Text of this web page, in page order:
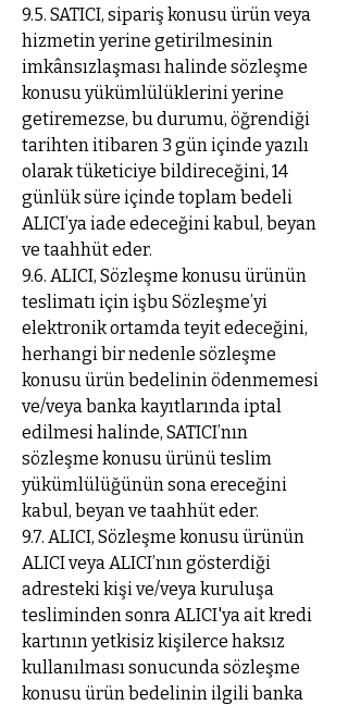
9.5. SATICI, sipariş konusu ürün veya
hizmetin yerine getirilmesinin
imkânsızlaşması halinde sözleşme
konusu yükümlülüklerini yerine
getiremezse, bu durumu, öğrendiği
tarihten itibaren 3 gün içinde yazılı
olarak tüketiciye bildireceğini, 14
günlük süre içinde toplam bedeli
ALICI’ya iade edeceğini kabul, beyan
ve taahhüt eder.
9.6. ALICI, Sözleşme konusu ürünün
teslimatı için işbu Sözleşme’yi
elektronik ortamda teyit edeceğini,
herhangi bir nedenle sözleşme
konusu ürün bedelinin ödenmemesi
ve/veya banka kayıtlarında iptal
edilmesi halinde, SATICI’nın
sözleşme konusu ürünü teslim
yükümlülüğünün sona ereceğini
kabul, beyan ve taahhüt eder.
9.7. ALICI, Sözleşme konusu ürünün
ALICI veya ALICI’nın gösterdiği
adresteki kişi ve/veya kuruluşa
tesliminden sonra ALICI'ya ait kredi
kartının yetkisiz kişilerce haksız
kullanılması sonucunda sözleşme
konusu ürün bedelinin ilgili banka